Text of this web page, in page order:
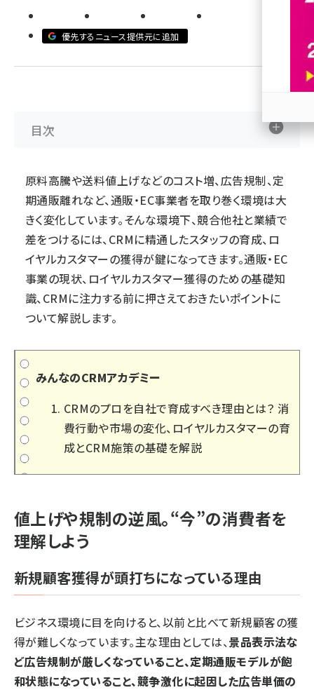
revico (739)
優先するニュース提供元に追加
目次
原料高騰や送料値上げなどのコスト増、広告規制、定
期通販離れなど、通販・EC事業者を取り巻く環境は大
きく変化しています。そんな環境下、競合他社と業績で
差をつけるには、CRMに精通したスタッフの育成、ロ
イヤルカスタマーの獲得が鍵になってきます。通販・EC
事業の現状、ロイヤルカスタマー獲得のための基礎知
識、CRMに注力する前に押さえておきたいポイントに
ついて解説します。
みんなのCRMアカデミー
CRMのプロを自社で育成すべき理由とは？ 消
費行動や市場の変化、ロイヤルカスタマーの育
成とCRM施策の基礎を解説
値上げや規制の逆風。“今”の消費者を
理解しよう
新規顧客獲得が頭打ちになっている理由
ビジネス環境に目を向けると、以前と比べて新規顧客の獲
得が難しくなっています。主な理由としては、景品表示法な
ど広告規制が厳しくなっていること、定期通販モデルが飽
和状態になっていること、競争激化に起因した広告単価の
参